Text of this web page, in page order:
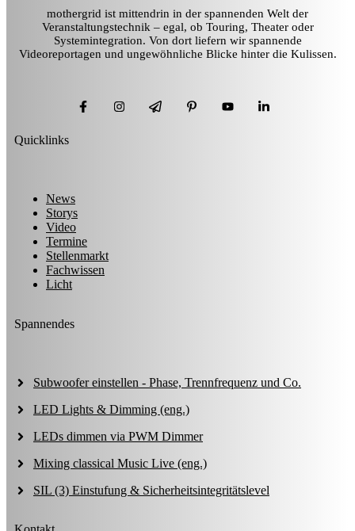
mothergrid ist mittendrin in der spannenden Welt der
Veranstaltungstechnik – egal, ob Touring, Theater oder
Systemintegration. Von dort liefern wir spannende
Videoreportagen und ungewöhnliche Blicke hinter die Kulissen.
Quicklinks
News
Storys
Video
Termine
Stellenmarkt
Fachwissen
Licht
Spannendes
Subwoofer einstellen - Phase, Trennfrequenz und Co.
LED Lights & Dimming (eng.)
LEDs dimmen via PWM Dimmer
Mixing classical Music Live (eng.)
SIL (3) Einstufung & Sicherheitsintegritätslevel